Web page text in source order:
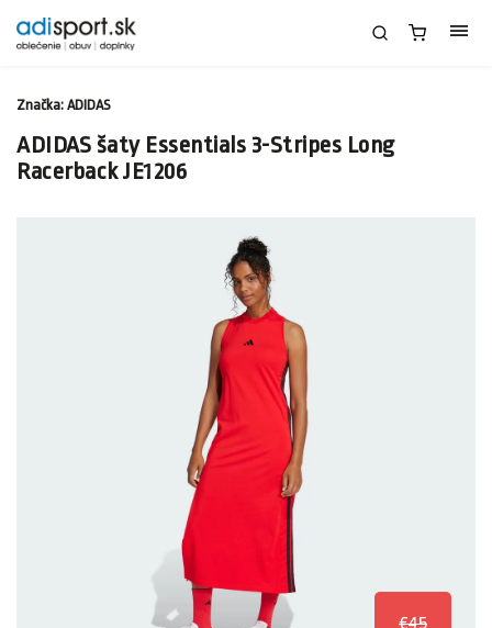
ADIDAS šaty Essentials 3-Stripes Long
Racerback JE1206
€45
Značka: ADIDAS